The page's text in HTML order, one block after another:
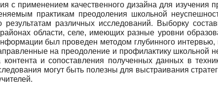
с применением качественного дизайна для изучения
практикам преодоления школьной
различных исследований. Выборку
области, селе, имеющих разные уровни
был проведен методом глубинного
на преодоление и профилактику школьной
и сопоставления полученных данных в
могут быть полезны для выстраивания